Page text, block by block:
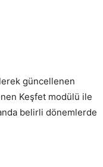
güncellenen
Keşfet modülü ile
belirli dönemlerde